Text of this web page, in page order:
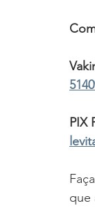
PIX
que